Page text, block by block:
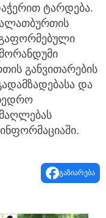
ტარდება.
განვითარების
და
გაზიარება